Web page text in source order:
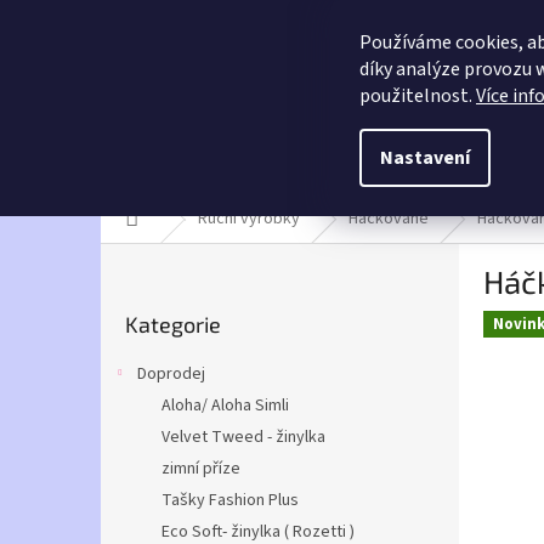
Používáme cookies,
díky analýze provozu
použitelnost.Více
Nastavení
Betynka
Domů Ruční výrobky Háčkované
kategorie
Kategorie
Doprodej
Aloha/ Aloha Simli
Velvet Tweed - žinylka
zimní příze
Tašky Fashion Plus
Eco Soft- žinylka ( Rozetti )